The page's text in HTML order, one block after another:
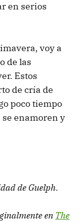
en serios
voy a
de las
Estos
de cría de
poco tiempo
enamoren y
de Guelph.
en The